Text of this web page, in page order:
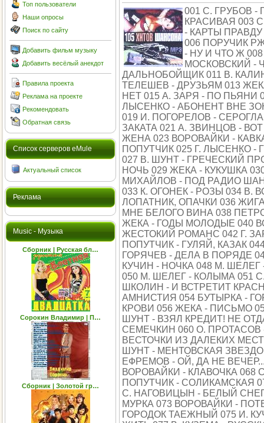
Топ пользователи
Наши опросы
Поиск по сайту
Добавить фильм музыку
Добавить весёлый анекдот
Правила проекта
Реклама на проекте
Рекомендовать
Обратная связь
Cписок серверов eMule
Актуальный список
Реклама
Music - Музыка
Сборник | Русская бл…
Сорокин Владимир | П…
Сборник | Золотой гр…
001 С. ГРУБОВ
КРАСИВАЯ 003
- КАРТЫ
006 ПОРУЧИК
- НУ И ЧТО Ж
МОСКОВСКИЙ -
ДАЛЬНОБОЙЩИК 011 В.
ТЕЛЕШЕВ - ДРУЗЬЯМ 013
НЕТ 015 А. ЗАРЯ - ПО ПЬЯНИ
ЛЫСЕНКО - АБОНЕНТ ВНЕ
019 И. ПОГОРЕЛОВ -
ЗАКАТА 021 А. ЗВИНЦОВ -
ЖЕНА 023 ВОРОВАЙКИ -
ПОПУТЧИК 025 Г. ЛЫСЕНКО -
027 В. ШУНТ - ГРЕЧЕСКИЙ
НОЧЬ 029 ЖЕКА - КУКУШКА
МИХАЙЛОВ - ПОД РАДИО
033 К. ОГОНЕК - РОЗЫ 034 В.
ЛОПАТНИК, ОПАЧКИ 036
МНЕ БЕЛОГО ВИНА 038
ЖЕКА - ГОДЫ МОЛОДЫЕ 040
ЖЕСТОКИЙ РОМАНС 042 Г.
ПОПУТЧИК - ГУЛЯЙ, КАЗАК
ГОРЯЧЕВ - ДЕЛА В ПОРЯДЕ
КУЧИН - НОЧКА 048 М.
050 М. ШЕЛЕГ - КОЛЫМА 051
ШКОЛИН - И ВСТРЕТИТ
АМНИСТИЯ 054 БУТЫРКА -
КРОВИ 056 ЖЕКА - ПИСЬМО
ШУНТ - ВЗЯЛ КРЕДИТ! НЕ
СЕМЕЧКИН 060 О. ПРОТАСОВ
ВЕСТОЧКИ ИЗ ДАЛЕКИХ
ШУНТ - МЕНТОВСКАЯ
ЕФРЕМОВ - ОЙ, ДА НЕ
ВОРОВАЙКИ - КЛАВОЧКА
ПОПУТЧИК - СОЛИКАМСКАЯ
С. НАГОВИЦЫН - БЕЛЫЙ
МУРКА 073 ВОРОВАЙКИ -
ГОРОДОК ТАЕЖНЫЙ 075 И.